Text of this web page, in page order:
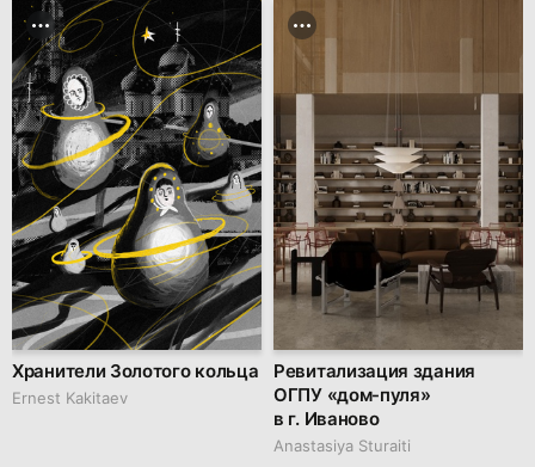
Хранители Золотого кольца
Ernest Kakitaev
Ревитализация здания
ОГПУ «дом-пуля»
в г. Иваново
Anastasiya Sturaiti